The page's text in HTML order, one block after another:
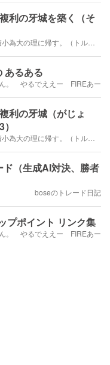
利の牙城を築く（そ
あるある
ん。 やるでええー FIREあー
利の牙城（がじょ
（生成AI対決、勝者
boseのトレード日記
プポイント リンク集
ん。 やるでええー FIREあー